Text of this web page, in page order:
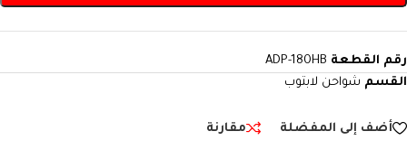
رقم القطعة ADP-180HB
القسم شواحن لابتوب
أضف إلى المفضلة مقارنة